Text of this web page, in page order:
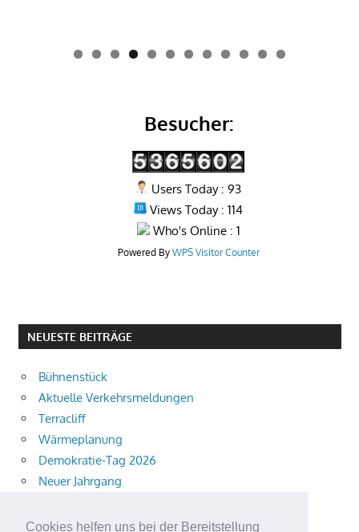
Cookies helfen uns bei der Bereitstellung
0 1 2
Besucher:
Users Today : 93
Views Today : 114
Who's Online : 1
Powered By WPS Visitor Counter
NEUESTE BEITRÄGE
Bühnenstück
Aktuelle Verkehrsmeldungen
Terracliff
Wärmeplanung
Demokratie-Tag 2026
Neuer Jahrgang
Neue Auszubildende starten